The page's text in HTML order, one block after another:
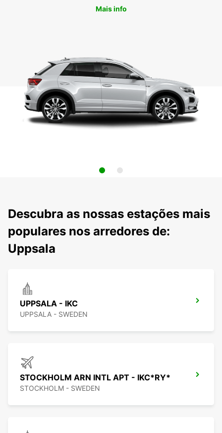
Mais info
Descubra as nossas estações mais
populares nos arredores de:
Uppsala
UPPSALA - IKC
UPPSALA - SWEDEN
STOCKHOLM ARN INTL APT - IKC*RY*
STOCKHOLM - SWEDEN